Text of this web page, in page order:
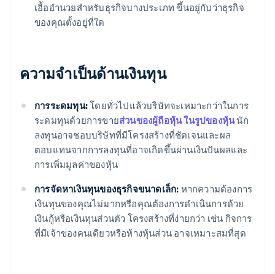
เอื้ออํานวยสําหรับธุรกิจบางประเภท ขึ้นอยู่กับว่าธุรกิจ
ของคุณตั้งอยู่ที่ใด
ความจำเป็นด้านเงินทุน
การระดมทุน:โดยทั่วไปแล้วบริษัทจะเหมาะกว่าในการ
ระดมทุนด้วยการขายส่วนของผู้ถือหุ้น ในรูปของหุ้นนัก
ลงทุนอาจชอบบริษัทที่มีโครงสร้างที่ชัดเจนและผล
ตอบแทนจากการลงทุนที่อาจเกิดขึ้นผ่านเงินปันผลและ
การเพิ่มมูลค่าของหุ้น
การจัดหาเงินทุนของธุรกิจขนาดเล็ก: หากความต้องการ
เงินทุนของคุณไม่มากหรือคุณต้องการดําเนินการด้วย
เงินกู้หรือเงินทุนส่วนตัว โครงสร้างที่ง่ายกว่า เช่น กิจการ
ที่มีเจ้าของคนเดียวหรือห้างหุ้นส่วน อาจเหมาะสมที่สุด